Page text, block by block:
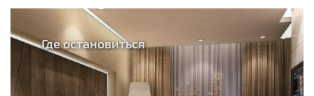
Где остановиться